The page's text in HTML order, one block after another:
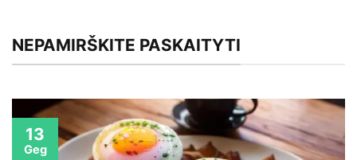
NEPAMIRŠKITE PASKAITYTI
13
Geg